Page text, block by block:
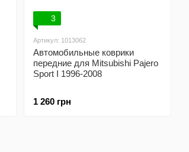
3
Артикул: 1013062
Автомобильные коврики
передние для Mitsubishi Pajero
Sport I 1996-2008
1 260 грн